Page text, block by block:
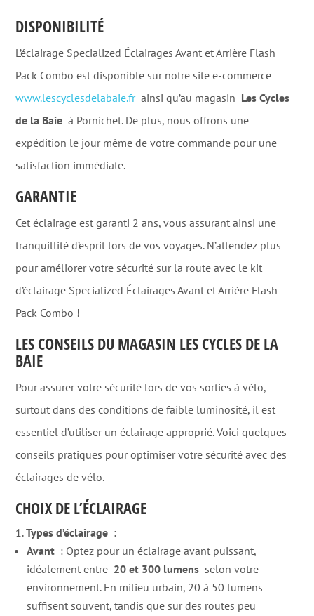
DISPONIBILITÉ
L’éclairage Specialized Éclairages Avant et Arrière Flash
Pack Combo est disponible sur notre site e-commerce
www.lescyclesdelabaie.frainsi qu’au magasin Les Cycles
de la Baie à Pornichet. De plus, nous offrons une
expédition le jour même de votre commande pour une
satisfaction immédiate.
GARANTIE
Cet éclairage est garanti 2 ans, vous assurant ainsi une
tranquillité d’esprit lors de vos voyages. N’attendez plus
pour améliorer votre sécurité sur la route avec le kit
d’éclairage Specialized Éclairages Avant et Arrière Flash
Pack Combo !
LES CONSEILS DU MAGASIN LES CYCLES DE LA
BAIE
Pour assurer votre sécurité lors de vos sorties à vélo,
surtout dans des conditions de faible luminosité, il est
essentiel d’utiliser un éclairage approprié. Voici quelques
conseils pratiques pour optimiser votre sécurité avec des
éclairages de vélo.
CHOIX DE L’ÉCLAIRAGE
Types d’éclairage :
Avant : Optez pour un éclairage avant puissant,
idéalement entre 20 et 300 lumens selon votre
environnement. En milieu urbain, 20 à 50 lumens
suffisent souvent, tandis que sur des routes peu